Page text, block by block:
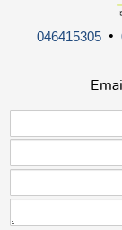
046415305